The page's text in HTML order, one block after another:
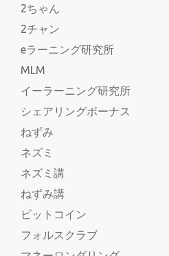
2ちゃん
2チャン
eラーニング研究所
MLM
イーラーニング研究所
シェアリングボーナス
ねずみ
ネズミ
ネズミ講
ねずみ講
ビットコイン
フォルスクラブ